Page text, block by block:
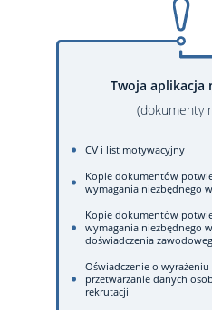
Twoja aplikacja
(dokumenty
CV i list motywacyjny
Kopie dokumentów
wymagania niezbędnego
Kopie dokumentów
wymagania niezbędnego
doświadczenia
Oświadczenie o
przetwarzanie danych
rekrutacji